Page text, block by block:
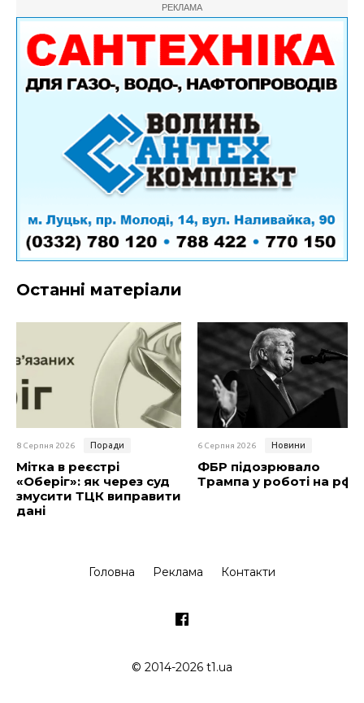
РЕКЛАМА
Останні матеріали
8 Серпня 2026 Поради
Мітка в реєстрі
«Оберіг»: як через суд
змусити ТЦК виправити
дані
6 Серпня 2026 Новини
ФБР підозрювало
Трампа у роботі на рф
Головна Реклама Контакти
© 2014-2026 t1.ua